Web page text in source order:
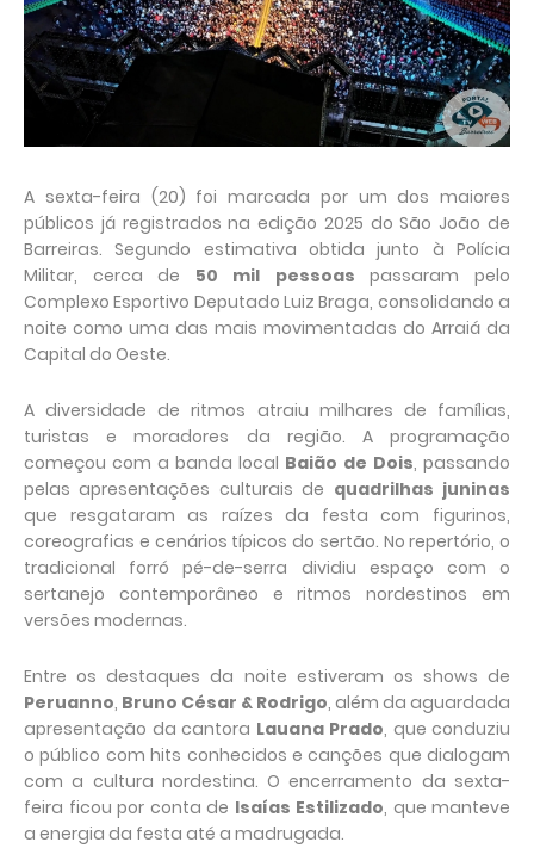
A sexta-feira (20) foi marcada por um dos maiores
públicos já registrados na edição 2025 do São João de
Barreiras. Segundo estimativa obtida junto à Polícia
Militar, cerca de 50 mil pessoas passaram pelo
Complexo Esportivo Deputado Luiz Braga, consolidando a
noite como uma das mais movimentadas do Arraiá da
Capital do Oeste.
A diversidade de ritmos atraiu milhares de famílias,
turistas e moradores da região. A programação
começou com a banda local Baião de Dois, passando
pelas apresentações culturais de quadrilhas juninas
que resgataram as raízes da festa com figurinos,
coreografias e cenários típicos do sertão. No repertório, o
tradicional forró pé-de-serra dividiu espaço com o
sertanejo contemporâneo e ritmos nordestinos em
versões modernas.
Entre os destaques da noite estiveram os shows de
Peruanno, Bruno César & Rodrigo, além da aguardada
apresentação da cantora Lauana Prado, que conduziu
o público com hits conhecidos e canções que dialogam
com a cultura nordestina. O encerramento da sexta-
feira ficou por conta de Isaías Estilizado, que manteve
a energia da festa até a madrugada.